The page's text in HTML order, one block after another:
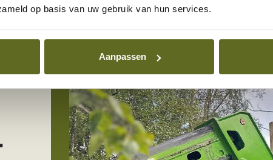
op basis van uw gebruik van hun services.
Aanpassen